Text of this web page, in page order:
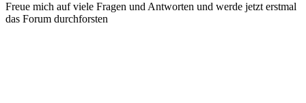
Freue mich auf viele Fragen und Antworten und werde jetzt erstmal
das Forum durchforsten